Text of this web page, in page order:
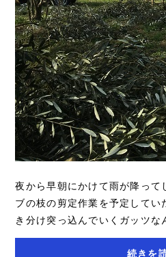
夜から早朝にかけて雨が降って
ブの枝の剪定作業を予定してい
き分け突っ込んでいくガッツな
のを待ってから畑へ。混雑し
続きを